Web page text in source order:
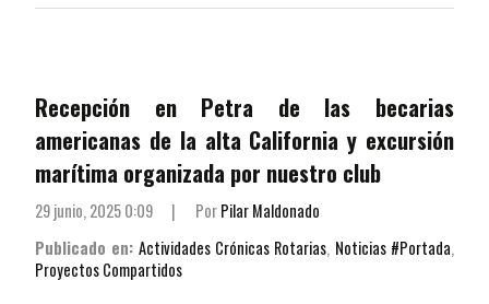
Recepción en Petra de las becarias
americanas de la alta California y excursión
marítima organizada por nuestro club
29 junio, 2025 0:09 | PorPilar Maldonado
Publicado en: Actividades Crónicas Rotarias, Noticias #Portada,
Proyectos Compartidos